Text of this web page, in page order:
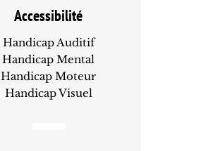
Accessibilité
Handicap Auditif
Handicap Mental
Handicap Moteur
Handicap Visuel